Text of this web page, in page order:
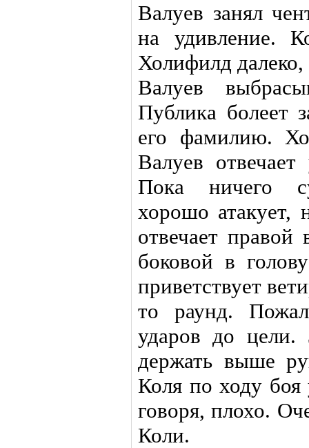
Валуев занял
на удивление.
Холифилд
Валуев
Публика болеет
его фамилию.
Валуев
Пока ничего
хорошо атакует,
отвечает
боковой в
приветствует
то раунд.
ударов до цели.
держать выше
Коля по ходу боя
говоря, плохо.
Коли.